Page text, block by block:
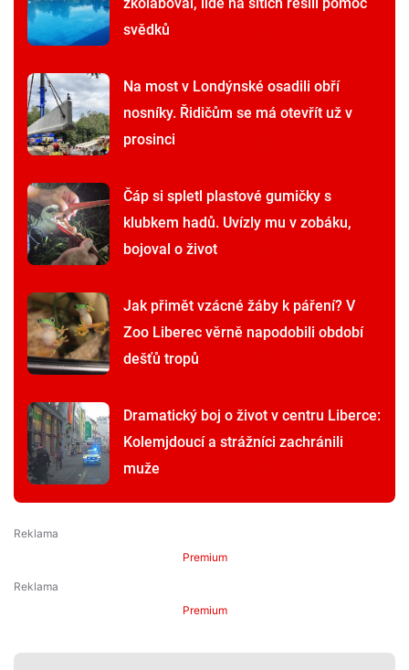
zkolaboval, lidé na sítích řešili pomoc
svědků
Na most v Londýnské osadili obří
nosníky. Řidičům se má otevřít už v
prosinci
Čáp si spletl plastové gumičky s
klubkem hadů. Uvízly mu v zobáku,
bojoval o život
Jak přimět vzácné žáby k páření? V
Zoo Liberec věrně napodobili období
dešťů tropů
Dramatický boj o život v centru Liberce:
Kolemjdoucí a strážníci zachránili
muže
Premium
Premium